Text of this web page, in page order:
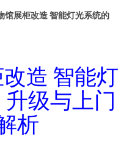
馆展柜改造 智能灯光系统的
造 智能灯
级与上门
析